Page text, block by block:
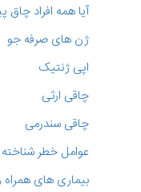
آیا همه افراد چاق
ژن های صرفه جو
اپی ژنتیک
چاقی ارثی
چاقی سندرمی
عوامل خطر
بیماری های